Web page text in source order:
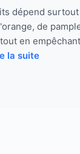
dépend
de
en
la suite